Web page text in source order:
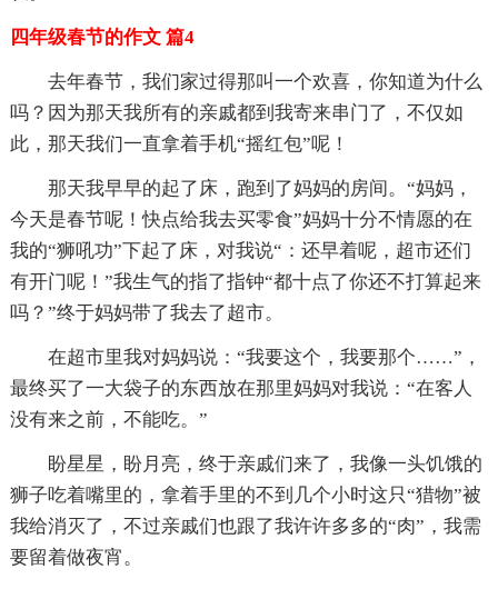
四年级春节的作文 篇4
去年春节，我们家过得那叫一个欢喜，你知道为什么
吗？因为那天我所有的亲戚都到我寄来串门了，不仅如
此，那天我们一直拿着手机“摇红包”呢！
那天我早早的起了床，跑到了妈妈的房间。“妈妈，
今天是春节呢！快点给我去买零食”妈妈十分不情愿的在
我的“狮吼功”下起了床，对我说“：还早着呢，超市还们
有开门呢！”我生气的指了指钟“都十点了你还不打算起来
吗？”终于妈妈带了我去了超市。
在超市里我对妈妈说：“我要这个，我要那个……”，
最终买了一大袋子的东西放在那里妈妈对我说：“在客人
没有来之前，不能吃。”
盼星星，盼月亮，终于亲戚们来了，我像一头饥饿的
狮子吃着嘴里的，拿着手里的不到几个小时这只“猎物”被
我给消灭了，不过亲戚们也跟了我许许多多的“肉”，我需
要留着做夜宵。